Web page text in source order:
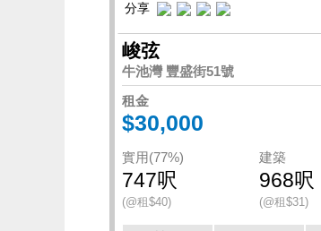
分享
峻弦
牛池灣 豐盛街51號
租金
$30,000
實用(77%)
747呎
(@租$40)
建築
968呎
(@租$31)